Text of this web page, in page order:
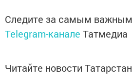
Следите за самым
Telegram-канале Татмедиа
Читайте новости